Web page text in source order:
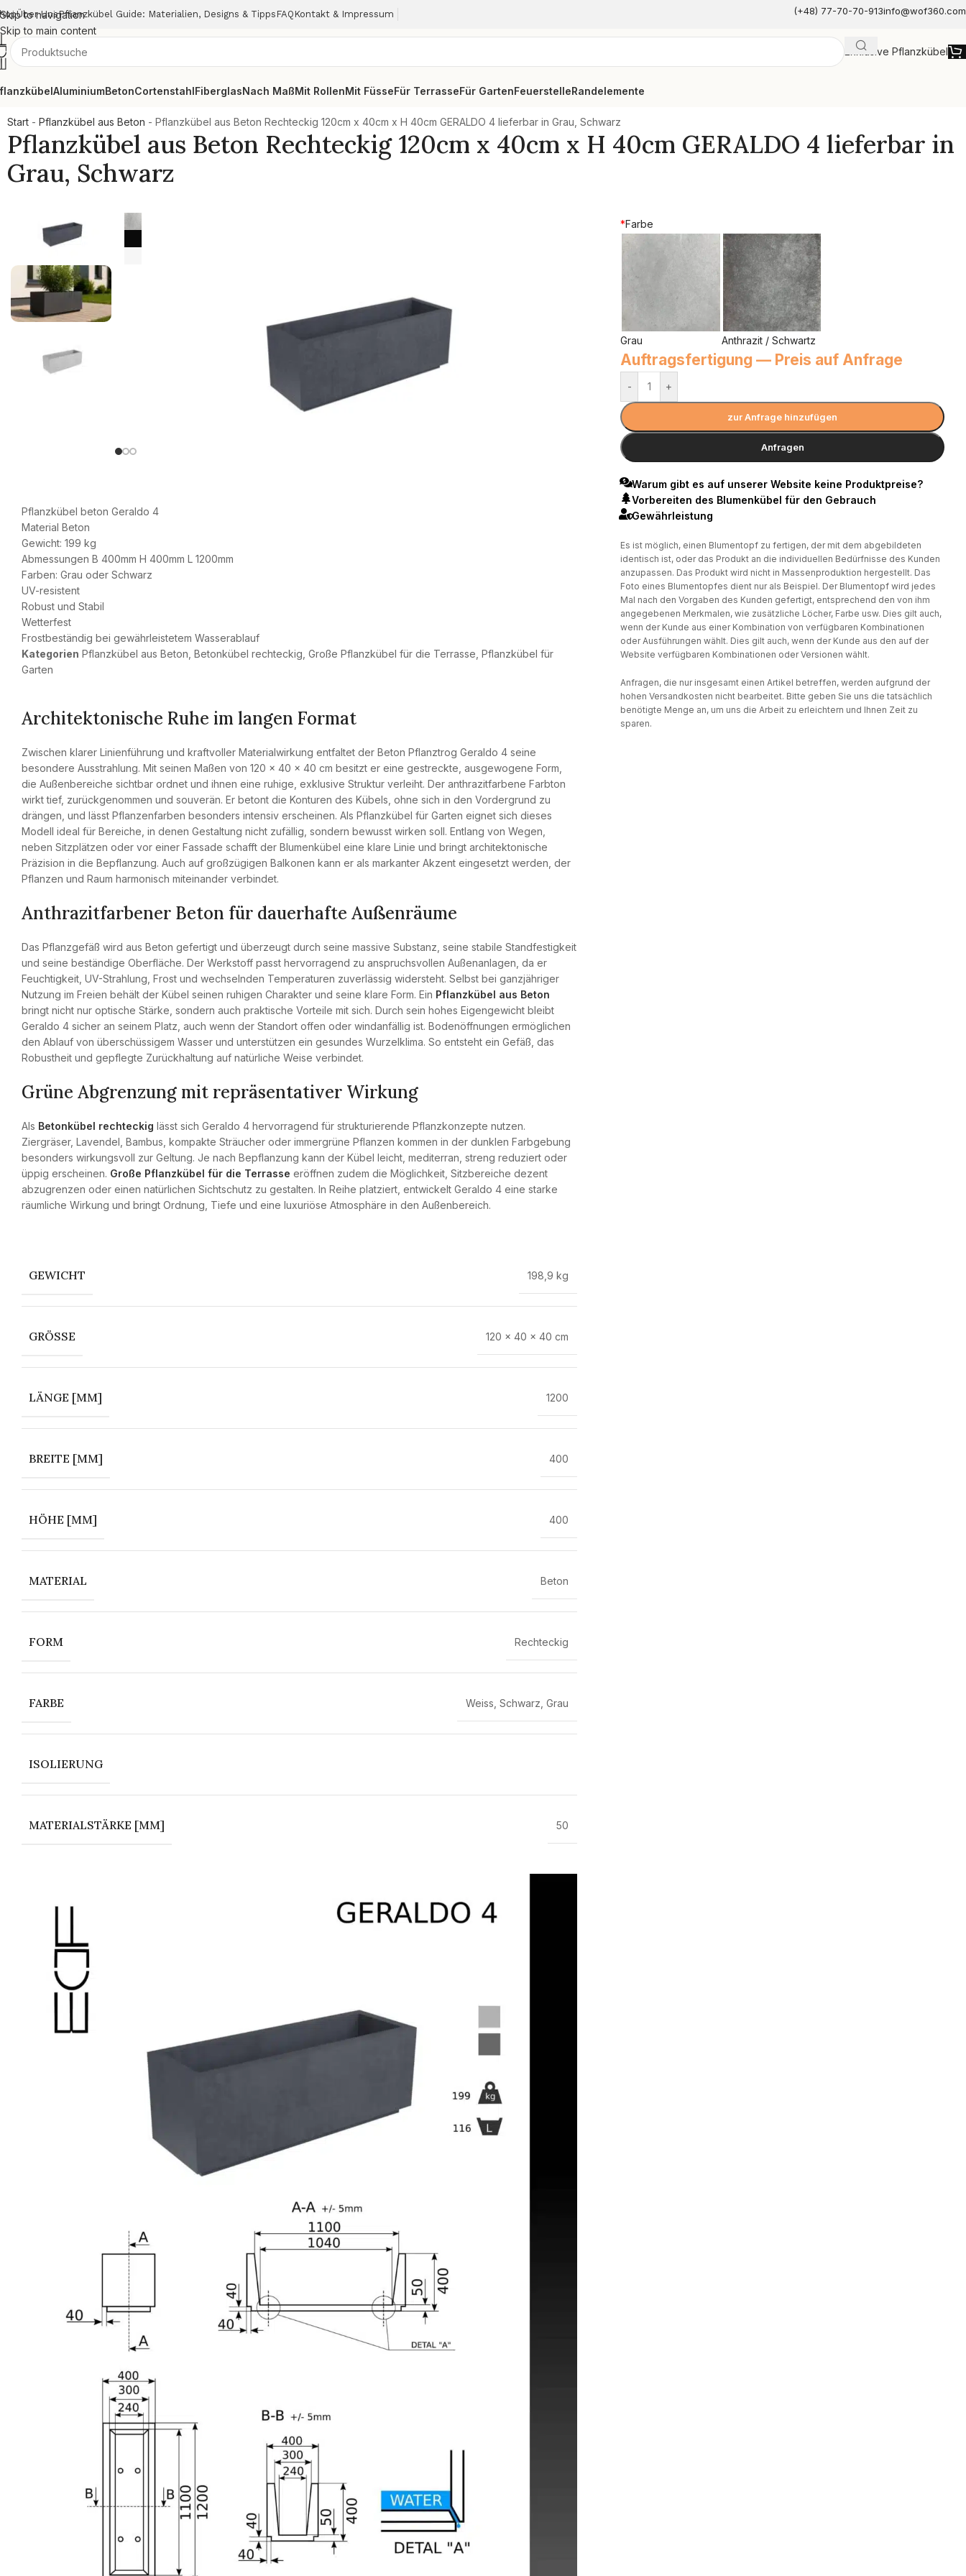
Skip to navigation
Skip to main content
Über UnsPflanzkübel Guide: Materialien, Designs & Tipps FAQ Kontakt & Impressum (+48) 77-70-70-913info@wof360.com
Exklusive Pflanzkübel
AluminiumBetonCortenstahlFiberglasNach MaßMit RollenMit FüsseFür TerrasseFür GartenFeuerstelleRandelemente
Start - Pflanzkübel aus Beton - Pflanzkübel aus Beton Rechteckig 120cm x 40cm x H 40cm GERALDO 4 lieferbar in Grau, Schwarz
Pflanzkübel aus Beton Rechteckig 120cm x 40cm x H 40cm GERALDO 4 lieferbar in
Grau, Schwarz
Pflanzkübel beton Geraldo 4
Material Beton
Gewicht: 199 kg
Abmessungen B 400mm H 400mm L 1200mm
Farben: Grau oder Schwarz
UV-resistent
Robust und Stabil
Wetterfest
Frostbeständig bei gewährleistetem Wasserablauf
Kategorien Pflanzkübel aus Beton Betonkübel rechteckig Große Pflanzkübel für die Terrasse Pflanzkübel für
Garten
Architektonische Ruhe im langen Format
Zwischen klarer Linienführung und kraftvoller Materialwirkung entfaltet der Beton Pflanztrog Geraldo 4 seine
besondere Ausstrahlung. Mit seinen Maßen von 120 × 40 × 40 cm besitzt er eine gestreckte, ausgewogene Form,
die Außenbereiche sichtbar ordnet und ihnen eine ruhige, exklusive Struktur verleiht. Der anthrazitfarbene Farbton
wirkt tief, zurückgenommen und souverän. Er betont die Konturen des Kübels, ohne sich in den Vordergrund zu
drängen, und lässt Pflanzenfarben besonders intensiv erscheinen. Als Pflanzkübel für Garten eignet sich dieses
Modell ideal für Bereiche, in denen Gestaltung nicht zufällig, sondern bewusst wirken soll. Entlang von Wegen,
neben Sitzplätzen oder vor einer Fassade schafft der Blumenkübel eine klare Linie und bringt architektonische
Präzision in die Bepflanzung. Auch auf großzügigen Balkonen kann er als markanter Akzent eingesetzt werden, der
Pflanzen und Raum harmonisch miteinander verbindet.
Anthrazitfarbener Beton für dauerhafte Außenräume
Das Pflanzgefäß wird aus Beton gefertigt und überzeugt durch seine massive Substanz, seine stabile Standfestigkeit
und seine beständige Oberfläche. Der Werkstoff passt hervorragend zu anspruchsvollen Außenanlagen, da er
Feuchtigkeit, UV-Strahlung, Frost und wechselnden Temperaturen zuverlässig widersteht. Selbst bei ganzjähriger
Nutzung im Freien behält der Kübel seinen ruhigen Charakter und seine klare Form. Ein Pflanzkübel aus Beton
bringt nicht nur optische Stärke, sondern auch praktische Vorteile mit sich. Durch sein hohes Eigengewicht bleibt
Geraldo 4 sicher an seinem Platz, auch wenn der Standort offen oder windanfällig ist. Bodenöffnungen ermöglichen
den Ablauf von überschüssigem Wasser und unterstützen ein gesundes Wurzelklima. So entsteht ein Gefäß, das
Robustheit und gepflegte Zurückhaltung auf natürliche Weise verbindet.
Grüne Abgrenzung mit repräsentativer Wirkung
Als Betonkübel rechteckig lässt sich Geraldo 4 hervorragend für strukturierende Pflanzkonzepte nutzen.
Ziergräser, Lavendel, Bambus, kompakte Sträucher oder immergrüne Pflanzen kommen in der dunklen Farbgebung
besonders wirkungsvoll zur Geltung. Je nach Bepflanzung kann der Kübel leicht, mediterran, streng reduziert oder
üppig erscheinen. Große Pflanzkübel für die Terrasse eröffnen zudem die Möglichkeit, Sitzbereiche dezent
abzugrenzen oder einen natürlichen Sichtschutz zu gestalten. In Reihe platziert, entwickelt Geraldo 4 eine starke
räumliche Wirkung und bringt Ordnung, Tiefe und eine luxuriöse Atmosphäre in den Außenbereich.
GEWICHT 198,9 kg
GRÖSSE 120 × 40 × 40 cm
LÄNGE [MM] 1200
BREITE [MM] 400
HÖHE [MM] 400
MATERIAL Beton
FORM Rechteckig
FARBE Weiss Schwarz Grau
ISOLIERUNG
MATERIALSTÄRKE [MM] 50
*Farbe
Grau Anthrazit / Schwartz
Auftragsfertigung — Preis auf Anfrage
- +
zur Anfrage hinzufügen
Anfragen
Warum gibt es auf unserer Website keine Produktpreise?
Vorbereiten des Blumenkübel für den Gebrauch
Gewährleistung
Es ist möglich, einen Blumentopf zu fertigen, der mit dem abgebildeten
identisch ist, oder das Produkt an die individuellen Bedürfnisse des Kunden
anzupassen. Das Produkt wird nicht in Massenproduktion hergestellt. Das
Foto eines Blumentopfes dient nur als Beispiel. Der Blumentopf wird jedes
Mal nach den Vorgaben des Kunden gefertigt, entsprechend den von ihm
angegebenen Merkmalen, wie zusätzliche Löcher, Farbe usw. Dies gilt auch,
wenn der Kunde aus einer Kombination von verfügbaren Kombinationen
oder Ausführungen wählt. Dies gilt auch, wenn der Kunde aus den auf der
Website verfügbaren Kombinationen oder Versionen wählt.
Anfragen, die nur insgesamt einen Artikel betreffen, werden aufgrund der
hohen Versandkosten nicht bearbeitet. Bitte geben Sie uns die tatsächlich
benötigte Menge an, um uns die Arbeit zu erleichtern und Ihnen Zeit zu
sparen.